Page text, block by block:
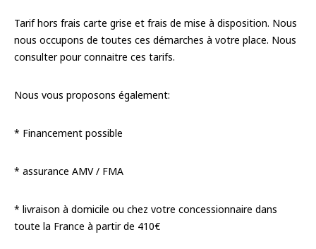
Tarif hors frais carte grise et frais de mise à disposition. Nous
nous occupons de toutes ces démarches à votre place. Nous
consulter pour connaitre ces tarifs.
Nous vous proposons également:
* Financement possible
* assurance AMV / FMA
* livraison à domicile ou chez votre concessionnaire dans
toute la France à partir de 410€